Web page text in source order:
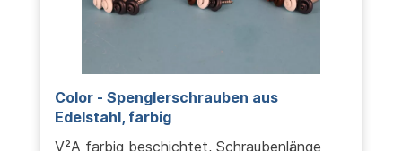
Color - Spenglerschrauben aus
Edelstahl, farbig
V²A farbig beschichtet, Schraubenlänge